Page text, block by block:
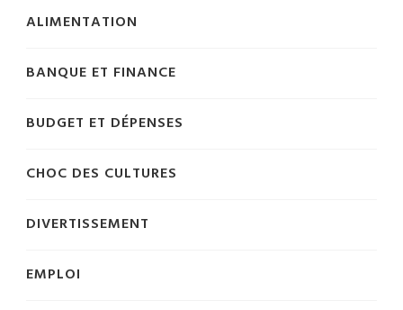
ALIMENTATION
BANQUE ET FINANCE
BUDGET ET DÉPENSES
CHOC DES CULTURES
DIVERTISSEMENT
EMPLOI